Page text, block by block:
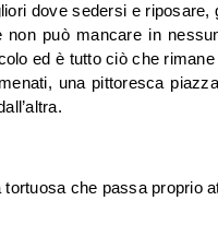
dove sedersi e
può mancare in
ed è tutto ciò che
una pittoresca
che passa proprio